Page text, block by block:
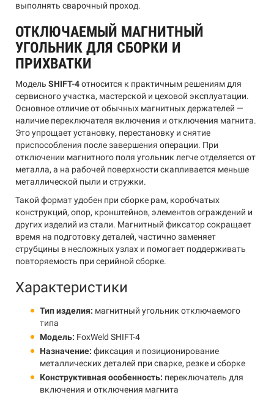
выполнять сварочный проход.
ОТКЛЮЧАЕМЫЙ МАГНИТНЫЙ
УГОЛЬНИК ДЛЯ СБОРКИ И
ПРИХВАТКИ
Модель SHIFT-4относится к практичным решениям для
сервисного участка, мастерской и цеховой эксплуатации.
Основное отличие от обычных магнитных держателей —
наличие переключателя включения и отключения магнита.
Это упрощает установку, перестановку и снятие
приспособления после завершения операции. При
отключении магнитного поля угольник легче отделяется от
металла, а на рабочей поверхности скапливается меньше
металлической пыли и стружки.
Такой формат удобен при сборке рам, коробчатых
конструкций, опор, кронштейнов, элементов ограждений и
других изделий из стали. Магнитный фиксатор сокращает
время на подготовку деталей, частично заменяет
струбцины в несложных узлах и помогает поддерживать
повторяемость при серийной сборке.
Характеристики
Тип изделия: магнитный угольник отключаемого
типа
Модель: FoxWeld SHIFT-4
Назначение: фиксация и позиционирование
металлических деталей при сварке, резке и сборке
Конструктивная особенность: переключатель для
включения и отключения магнита